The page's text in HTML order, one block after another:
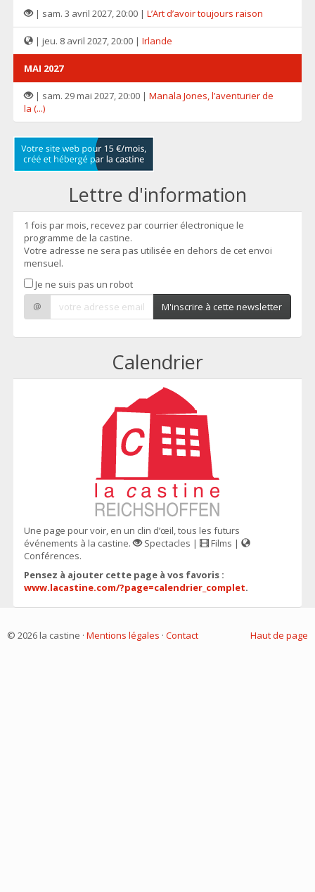
| sam. 3 avril 2027, 20:00 | L’Art d’avoir toujours raison
| jeu. 8 avril 2027, 20:00 | Irlande
MAI 2027
| sam. 29 mai 2027, 20:00 | Manala Jones, l’aventurier de
la (...)
Lettre d'information
1 fois par mois, recevez par courrier électronique le
programme de la castine.
Votre adresse ne sera pas utilisée en dehors de cet envoi
mensuel.
Je ne suis pas un robot
@
M'inscrire à cette newsletter
Calendrier
Une page pour voir, en un clin d’œil, tous les futurs
événements à la castine.
Spectacles |
Films |
Conférences.
Pensez à ajouter cette page à vos favoris :
www.lacastine.com/?page=calendrier_complet.
Haut de page
© 2026 la castine · Mentions légales · Contact